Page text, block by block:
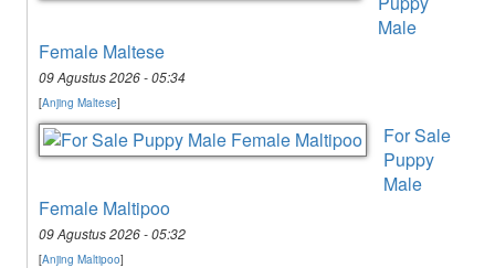
Male
Female Maltese
09 Agustus 2026 - 05:34
[Anjing Maltese]
For Sale
Puppy
Male
Female Maltipoo
09 Agustus 2026 - 05:32
[Anjing Maltipoo]